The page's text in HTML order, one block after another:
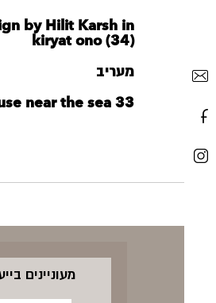
by Hilit Karsh in
kiryat ono (34)
מעריב
near the sea 33
מעוניינים